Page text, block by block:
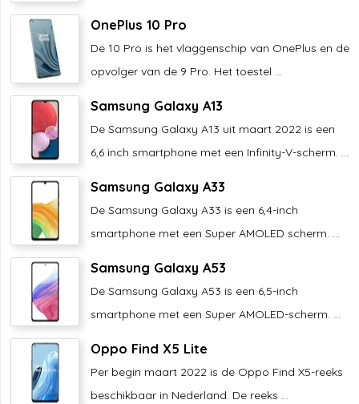
OnePlus 10 Pro
De 10 Pro is het vlaggenschip van OnePlus en de
opvolger van de 9 Pro. Het toestel ...
Samsung Galaxy A13
De Samsung Galaxy A13 uit maart 2022 is een
6,6 inch smartphone met een Infinity-V-scherm. ...
Samsung Galaxy A33
De Samsung Galaxy A33 is een 6,4-inch
smartphone met een Super AMOLED scherm. ...
Samsung Galaxy A53
De Samsung Galaxy A53 is een 6,5-inch
smartphone met een Super AMOLED-scherm. ...
Oppo Find X5 Lite
Per begin maart 2022 is de Oppo Find X5-reeks
beschikbaar in Nederland. De reeks ...